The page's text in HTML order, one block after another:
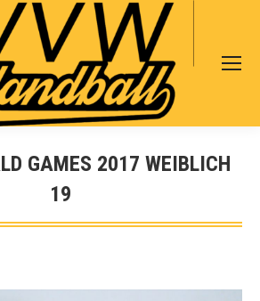
Search:
GAMES 2017 WEIBLICH
19
Sie befinden sich hier: